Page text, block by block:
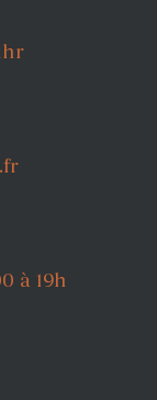
à 19h